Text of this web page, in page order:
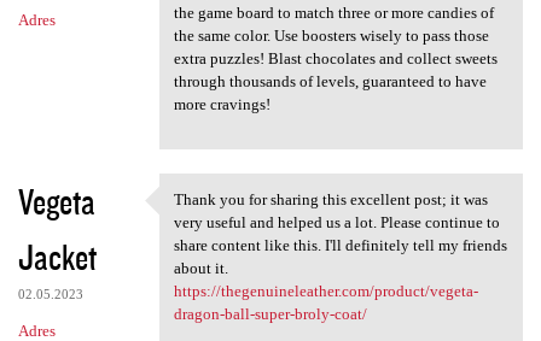
Adres
the game board to match three or more candies of
the same color. Use boosters wisely to pass those
extra puzzles! Blast chocolates and collect sweets
through thousands of levels, guaranteed to have
more cravings!
Vegeta
Jacket
02.05.2023
Adres
Thank you for sharing this
Thank you for sharing this excellent post; it was
very useful and helped us a lot. Please continue to
share content like this. I'll definitely tell my friends
about it.
https://thegenuineleather.com/product/vegeta-
dragon-ball-super-broly-coat/